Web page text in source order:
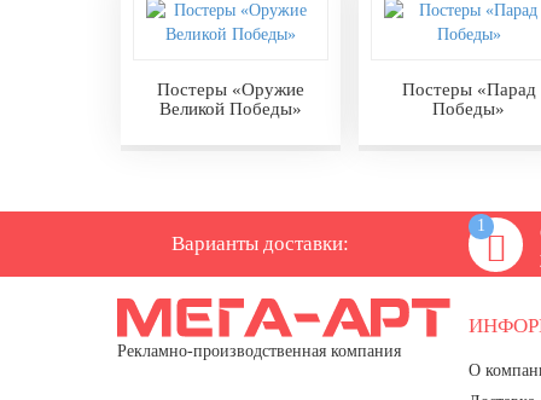
Постеры «Оружие
Великой Победы»
Постеры «Парад
Победы»
Варианты доставки:
1
Рекламно-производственная компания
О